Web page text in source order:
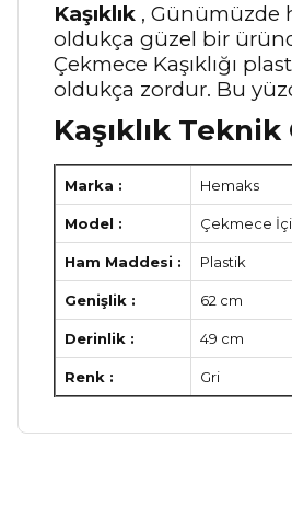
Kaşıklık , Günümüzde
oldukça güzel bir
Çekmece Kaşıklığı
oldukça zordur. Bu
Kaşıklık
Marka : Hemaks
Model : Çekmece İçi
Ham Maddesi : Plastik
Genişlik : 62 cm
Derinlik : 49 cm
Renk : Gri